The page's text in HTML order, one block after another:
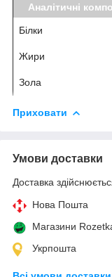
Аналітичні
Білки
Жири
Зола
Приховати
Умови доставки
Доставка
Нова Пошта
Магазини
Укрпошта